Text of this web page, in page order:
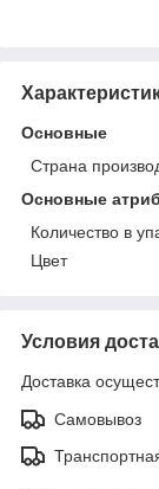
Основные
Страна
Основные
Количество в
Цвет
Условия
Доставка
Самовывоз